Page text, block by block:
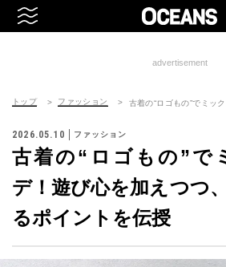
advertisement
トップ ファッション 古着の“ロゴもの”でミッ
2026.05.10 ファッション
古着の“ロゴもの”で
デ！遊び心を加えつつ
るポイントを伝授